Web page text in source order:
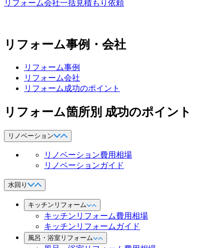
リフォーム会社一括見積もり依頼
リフォーム事例・会社
リフォーム事例
リフォーム会社
リフォーム成功のポイント
リフォーム箇所別 成功のポイント
リノベーション
リノベーション費用相場
リノベーションガイド
水回り
キッチンリフォーム
キッチンリフォーム費用相場
キッチンリフォームガイド
風呂・浴室リフォーム